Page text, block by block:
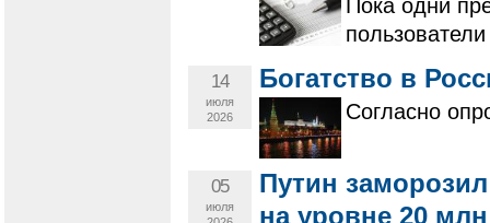
Пока одни
14
июля
2026
Богатство в
Согласно
05
июля
Путин
на уровне 20